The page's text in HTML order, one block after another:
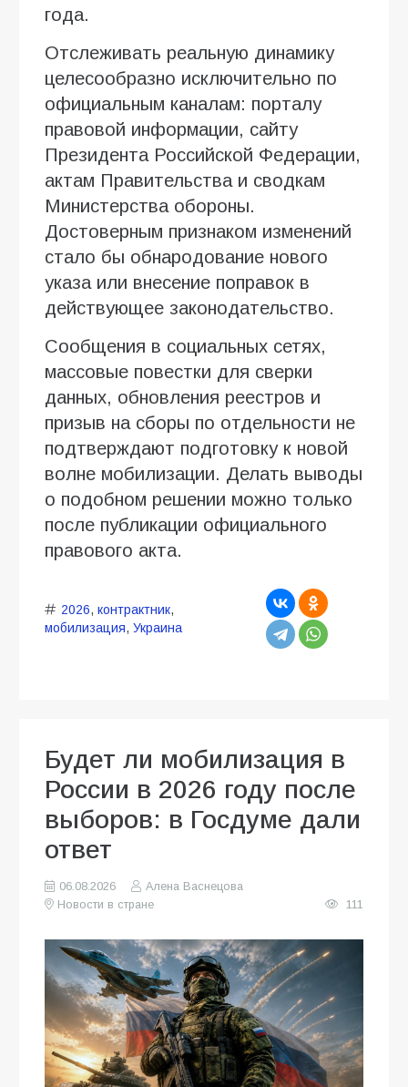
года.
Отслеживать реальную динамику
целесообразно исключительно по
официальным каналам: порталу
правовой информации, сайту
Президента Российской Федерации,
актам Правительства и сводкам
Министерства обороны.
Достоверным признаком изменений
стало бы обнародование нового
указа или внесение поправок в
действующее законодательство.
Сообщения в социальных сетях,
массовые повестки для сверки
данных, обновления реестров и
призыв на сборы по отдельности не
подтверждают подготовку к новой
волне мобилизации. Делать выводы
о подобном решении можно только
после публикации официального
правового акта.
2026, контрактник,
мобилизация, Украина
Будет ли мобилизация в
России в 2026 году после
выборов: в Госдуме дали
ответ
06.08.2026
Алена Васнецова
Новости в стране
111